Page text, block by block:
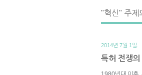
"혁신" 주제
2014년 7월 1일.
특허 전쟁